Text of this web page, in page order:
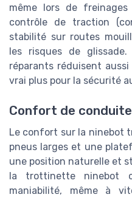
même lors de
contrôle de traction
stabilité sur routes
les risques de
réparants réduisent
vrai plus pour la sécurité
Confort de
Le confort sur la ninebot
pneus larges et une
une position naturelle et
la trottinette ninebot
maniabilité, même à